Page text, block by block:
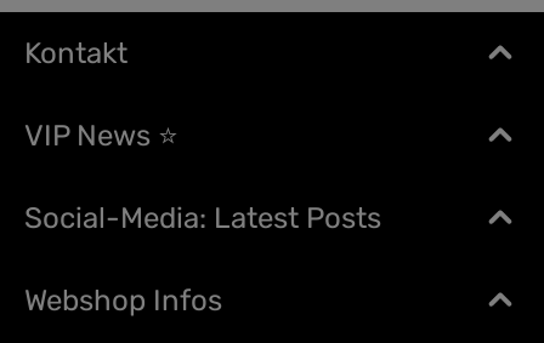
Kontakt
VIP News ⭐
Social-Media: Latest Posts
Webshop Infos